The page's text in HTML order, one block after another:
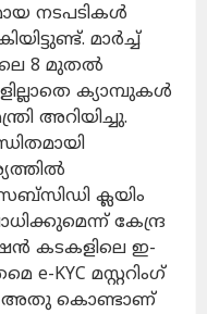
നടപടികൾ
മാർച്ച്
8 മുതൽ
ക്യാമ്പുകൾ
അറിയിച്ചു.
ക്ലയിം
കേന്ദ്ര
കടകളിലെ ഇ-
KYC മസ്റ്ററിംഗ്
അതു കൊണ്ടാണ്